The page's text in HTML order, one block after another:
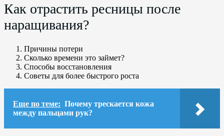
Как отрастить ресницы после
наращивания?
Причины потери
Сколько времени это займет?
Способы восстановления
Советы для более быстрого роста
Еще по теме: Почему трескается кожа
между пальцами рук?